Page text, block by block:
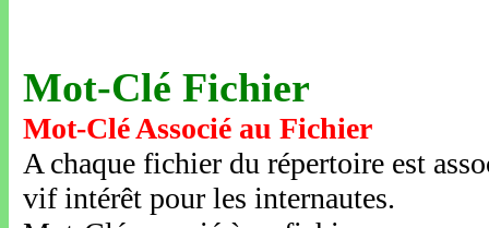
Mot-Clé Fichier
Mot-Clé Associé au Fichier
A chaque fichier du répertoire est
vif intérêt pour les internautes.